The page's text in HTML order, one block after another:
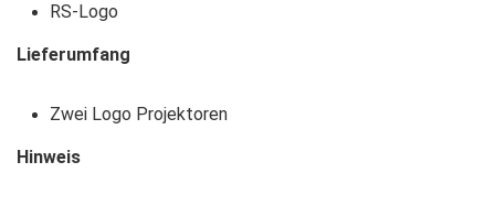
RS-Logo
Lieferumfang
Zwei Logo Projektoren
Hinweis